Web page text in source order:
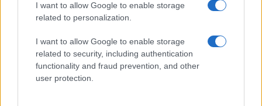
I want to allow Google to enable storage
related to personalization.
I want to allow Google to enable storage
related to security, including authentication
functionality and fraud prevention, and other
user protection.
“Orgoglio e discrezione per visita privata̶…
Incendio nella notte a Olbia, a fuoco due furgoni